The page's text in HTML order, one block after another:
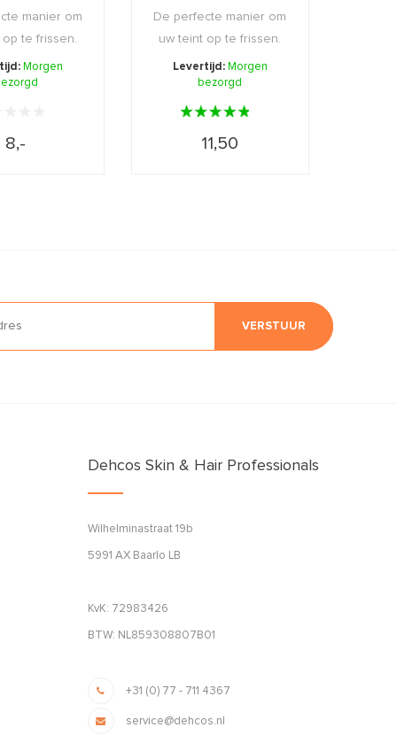
manier om
te frissen.
Morgen
8,-
De perfecte manier om
uw teint op te frissen.
Levertijd: Morgen
bezorgd
11,50
VERSTUUR
Dehcos Skin & Hair Professionals
Wilhelminastraat 19b
5991 AX Baarlo LB
KvK: 72983426
BTW: NL859308807B01
+31 (0) 77 - 711 4367
service@dehcos.nl